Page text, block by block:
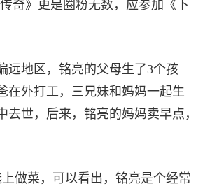
奇》更是圈粉无数，应参加《下
远地区，铭亮的父母生了3个孩
在外打工，三兄妹和妈妈一起生
世，后来，铭亮的妈妈卖早点，
做菜，可以看出，铭亮是个经常